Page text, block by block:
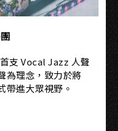
支 Vocal Jazz 人聲
為理念，致力於將
進大眾視野。